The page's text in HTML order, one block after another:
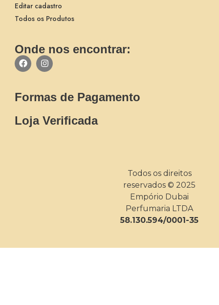
Editar cadastro
Todos os Produtos
Onde nos encontrar:
Formas de Pagamento
Loja Verificada
Todos os direitos
reservados © 2025
Empório Dubai
Perfumaria LTDA
58.130.594/0001-35